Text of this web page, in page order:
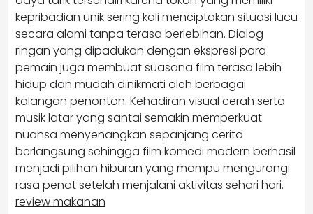
kepribadian unik sering kali menciptakan situasi lucu
secara alami tanpa terasa berlebihan. Dialog
ringan yang dipadukan dengan ekspresi para
pemain juga membuat suasana film terasa lebih
hidup dan mudah dinikmati oleh berbagai
kalangan penonton. Kehadiran visual cerah serta
musik latar yang santai semakin memperkuat
nuansa menyenangkan sepanjang cerita
berlangsung sehingga film komedi modern berhasil
menjadi pilihan hiburan yang mampu mengurangi
rasa penat setelah menjalani aktivitas sehari hari.
review makanan